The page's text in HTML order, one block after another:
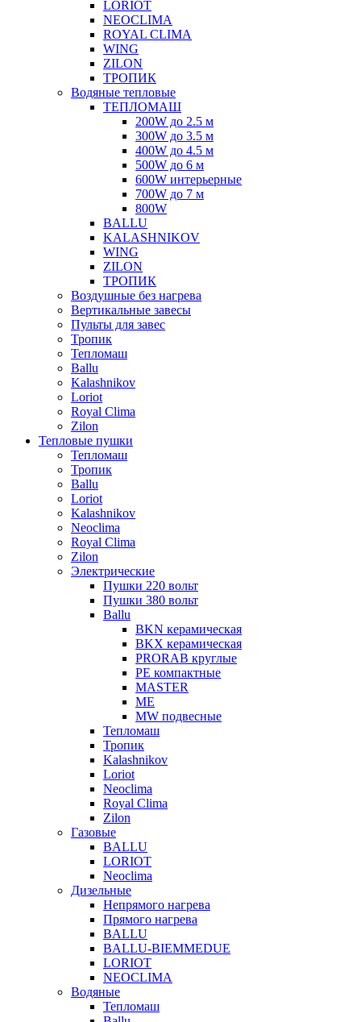
LORIOT
NEOCLIMA
ROYAL CLIMA
WING
ZILON
ТРОПИК
Водяные тепловые
ТЕПЛОМАШ
200W до 2.5 м
300W до 3.5 м
400W до 4.5 м
500W до 6 м
600W интерьерные
700W до 7 м
800W
BALLU
KALASHNIKOV
WING
ZILON
ТРОПИК
Воздушные без нагрева
Вертикальные завесы
Пульты для завес
Тропик
Тепломаш
Ballu
Kalashnikov
Loriot
Royal Clima
Zilon
Тепловые пушки
Тепломаш
Тропик
Ballu
Loriot
Kalashnikov
Neoclima
Royal Clima
Zilon
Электрические
Пушки 220 вольт
Пушки 380 вольт
Ballu
BKN керамическая
BKX керамическая
PRORAB круглые
PE компактные
MASTER
МЕ
MW подвесные
Тепломаш
Тропик
Kalashnikov
Loriot
Neoclima
Royal Clima
Zilon
Газовые
BALLU
LORIOT
Neoclima
Дизельные
Непрямого нагрева
Прямого нагрева
BALLU
BALLU-BIEMMEDUE
LORIOT
NEOCLIMA
Водяные
Тепломаш